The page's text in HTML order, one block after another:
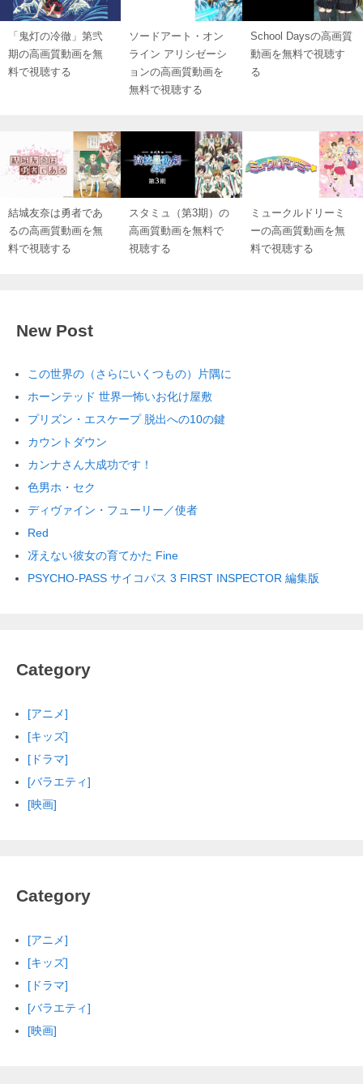
「鬼灯の冷徹」第弐
期の高画質動画を無
料で視聴する
ソードアート・オン
ライン アリシゼーシ
ョンの高画質動画を
無料で視聴する
School Daysの高画質
動画を無料で視聴す
る
結城友奈は勇者であ
るの高画質動画を無
料で視聴する
スタミュ（第3期）の
高画質動画を無料で
視聴する
ミュークルドリーミ
ーの高画質動画を無
料で視聴する
New Post
この世界の（さらにいくつもの）片隅に
ホーンテッド 世界一怖いお化け屋敷
プリズン・エスケープ 脱出への10の鍵
カウントダウン
カンナさん大成功です！
色男ホ・セク
ディヴァイン・フューリー／使者
Red
冴えない彼女の育てかた Fine
PSYCHO-PASS サイコパス 3 FIRST INSPECTOR 編集版
Category
[アニメ]
[キッズ]
[ドラマ]
[バラエティ]
[映画]
Category
[アニメ]
[キッズ]
[ドラマ]
[バラエティ]
[映画]